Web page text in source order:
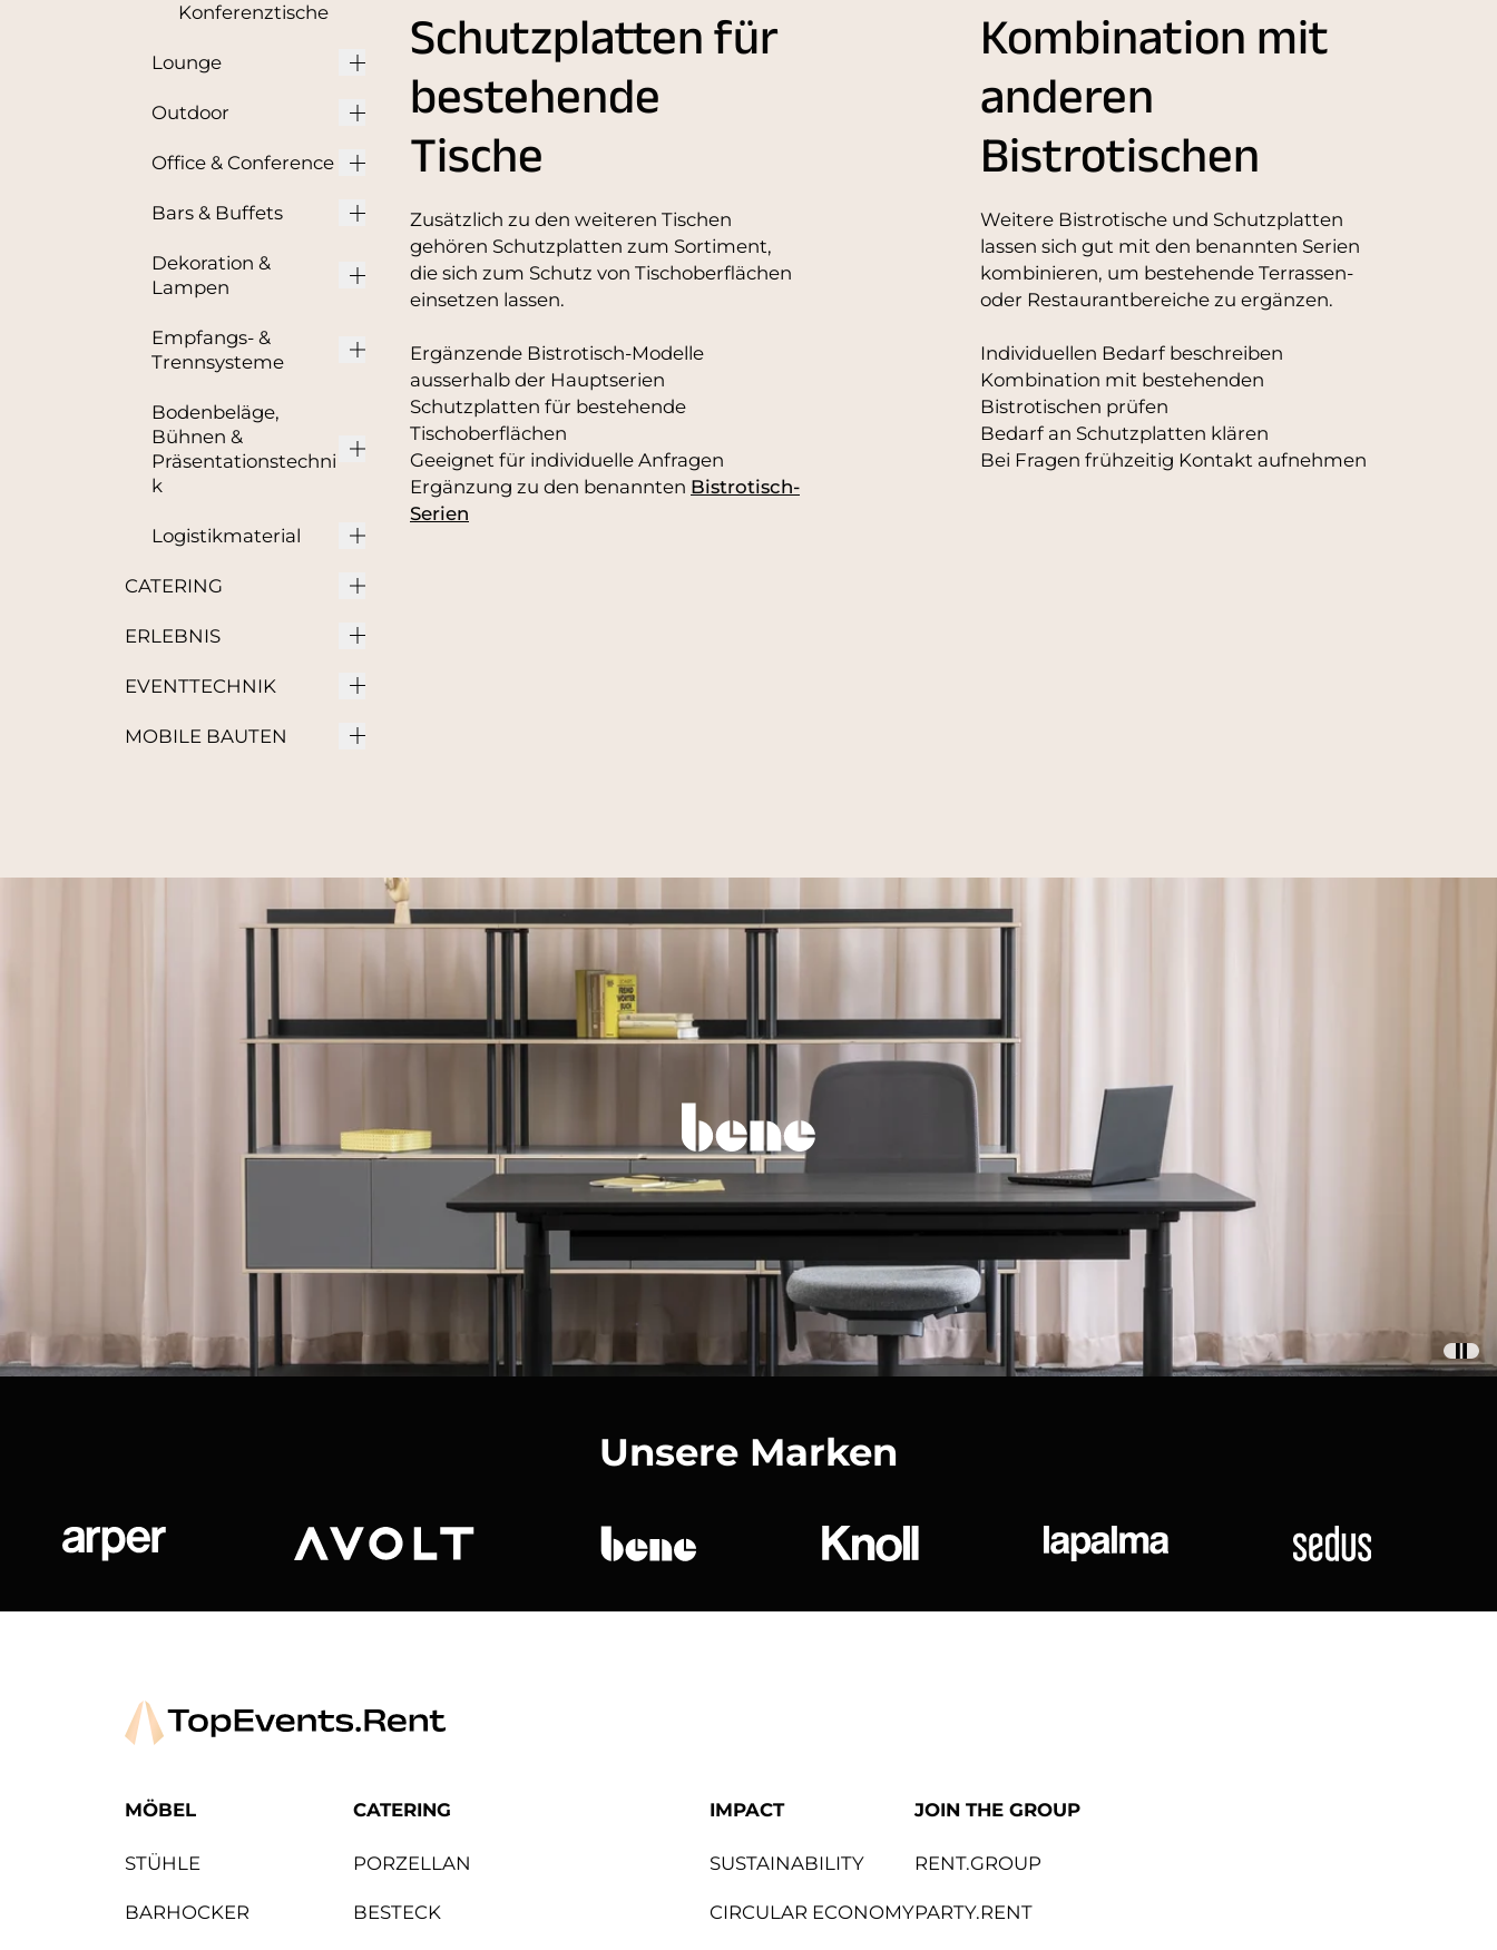
Konferenztische
Lounge
Outdoor
Office & Conference
Bars & Buffets
Dekoration &
Lampen
Empfangs- &
Trennsysteme
Bodenbeläge,
Bühnen &
Präsentationstechni
k
Logistikmaterial
CATERING
ERLEBNIS
EVENTTECHNIK
MOBILE BAUTEN
Schutzplatten für
bestehende
Tische
Zusätzlich zu den weiteren Tischen
gehören Schutzplatten zum Sortiment,
die sich zum Schutz von Tischoberflächen
einsetzen lassen.
Ergänzende Bistrotisch-Modelle
ausserhalb der Hauptserien
Schutzplatten für bestehende
Tischoberflächen
Geeignet für individuelle Anfragen
Ergänzung zu den benannten Bistrotisch-
Serien
Kombination mit
anderen
Bistrotischen
Weitere Bistrotische und Schutzplatten
lassen sich gut mit den benannten Serien
kombinieren, um bestehende Terrassen-
oder Restaurantbereiche zu ergänzen.
Individuellen Bedarf beschreiben
Kombination mit bestehenden
Bistrotischen prüfen
Bedarf an Schutzplatten klären
Bei Fragen frühzeitig Kontakt aufnehmen
Unsere Marken
MÖBEL
STÜHLE
BARHOCKER
CATERING
PORZELLAN
BESTECK
IMPACT
SUSTAINABILITY
CIRCULAR ECONOMY
JOIN THE GROUP
RENT.GROUP
PARTY.RENT